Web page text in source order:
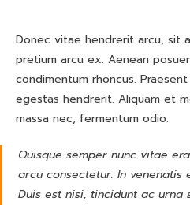
Donec vitae hendrerit arcu, sit
pretium arcu ex. Aenean
condimentum rhoncus.
egestas hendrerit. Aliquam et
massa nec, fermentum odio.
Quisque semper nunc vitae
arcu consectetur. In venenatis
Duis est nisi, tincidunt ac urna